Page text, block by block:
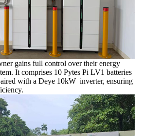
gains full control over their energy
It comprises 10 Pytes Pi LV1 batteries
with a Deye 10kW inverter, ensuring